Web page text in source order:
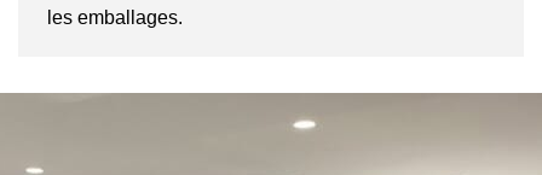
les emballages.